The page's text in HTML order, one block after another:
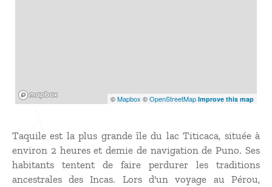
©Mapbox ©OpenStreetMap Improve this map
Taquile est la plus grande île du lac Titicaca, située à
environ 2 heures et demie de navigation de Puno. Ses
habitants tentent de faire perdurer les traditions
ancestrales des Incas. Lors d'un voyage au Pérou,